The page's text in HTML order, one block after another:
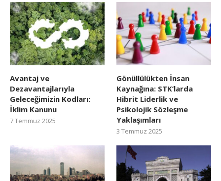
Avantaj ve
Dezavantajlarıyla
Geleceğimizin Kodları:
İklim Kanunu
7 Temmuz 2025
Gönüllülükten İnsan
Kaynağına: STK’larda
Hibrit Liderlik ve
Psikolojik Sözleşme
Yaklaşımları
3 Temmuz 2025